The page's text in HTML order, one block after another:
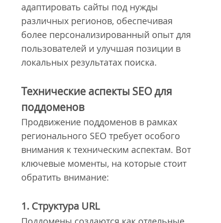
адаптировать сайты под нужды
различных регионов, обеспечивая
более персонализированный опыт для
пользователей и улучшая позиции в
локальных результатах поиска.
Технические аспекты SEO для
поддоменов
Продвижение поддоменов в рамках
регионального SEO требует особого
внимания к техническим аспектам. Вот
ключевые моменты, на которые стоит
обратить внимание:
1. Структура URL